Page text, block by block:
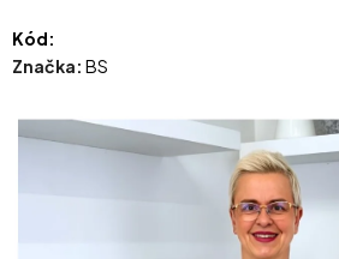
Kód:
Značka: BS